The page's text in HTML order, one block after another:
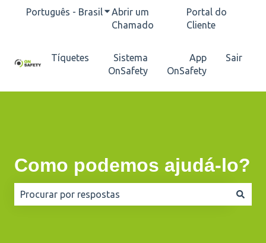
Português - BrasilMostrar submenu para traduções
Abrir um
Chamado
Portal do
Cliente
Tíquetes
Sistema
OnSafety
App
OnSafety
Sair
Como podemos ajudá-lo?